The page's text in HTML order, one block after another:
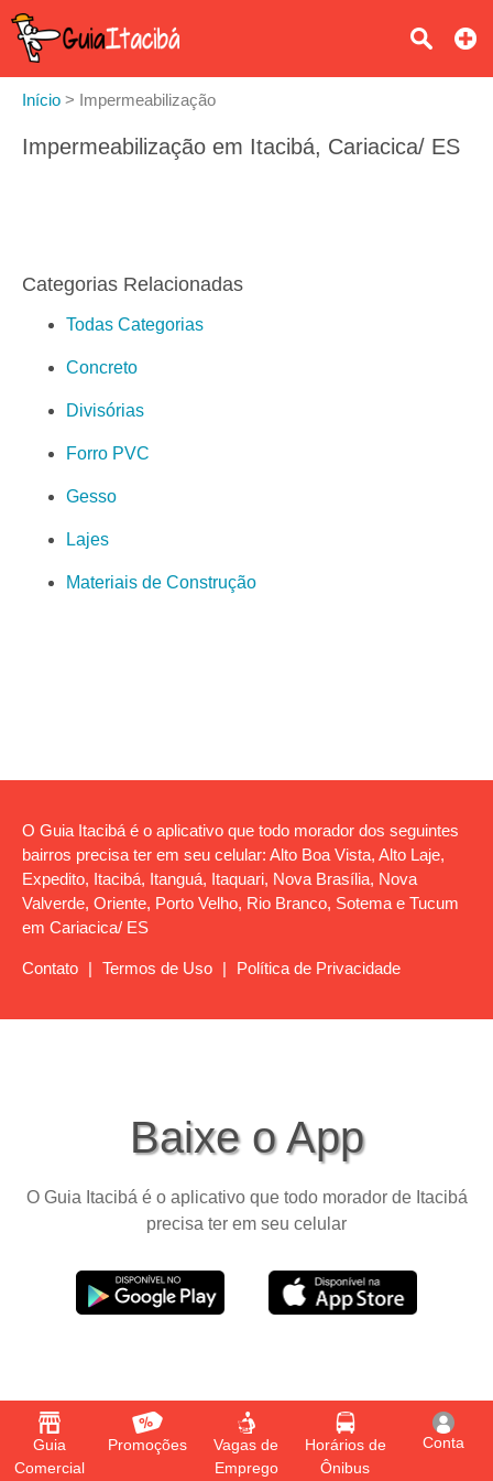
Guia
Comercial
Promoções
Vagas de
Emprego
Horários de
Ônibus
Conta
Início > Impermeabilização
Impermeabilização em Itacibá, Cariacica/ ES
Categorias Relacionadas
Todas Categorias
Concreto
Divisórias
Forro PVC
Gesso
Lajes
Materiais de Construção
O Guia Itacibá é o aplicativo que todo morador dos seguintes
bairros precisa ter em seu celular: Alto Boa Vista, Alto Laje,
Expedito, Itacibá, Itanguá, Itaquari, Nova Brasília, Nova
Valverde, Oriente, Porto Velho, Rio Branco, Sotema e Tucum
em Cariacica/ ES
Contato | Termos de Uso | Política de Privacidade
Baixe o App
O Guia Itacibá é o aplicativo que todo morador de Itacibá
precisa ter em seu celular